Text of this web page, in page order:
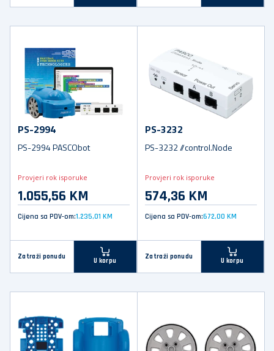
PS-2994
PS-2994 PASCObot
Provjeri rok isporuke
1.055,56 KM
Cijena sa PDV-om:1.235,01 KM
Zatraži ponudu
U korpu
PS-3232
PS-3232 //control.Node
Provjeri rok isporuke
574,36 KM
Cijena sa PDV-om:672,00 KM
Zatraži ponudu
U korpu